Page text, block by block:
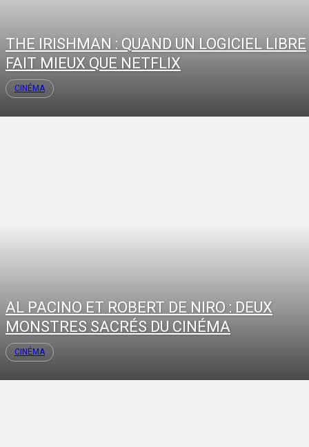
THE IRISHMAN : QUAND UN LOGICIEL LIBRE
FAIT MIEUX QUE NETFLIX
CINÉMA
AL PACINO ET ROBERT DE NIRO : DEUX
MONSTRES SACRÉS DU CINÉMA
CINÉMA